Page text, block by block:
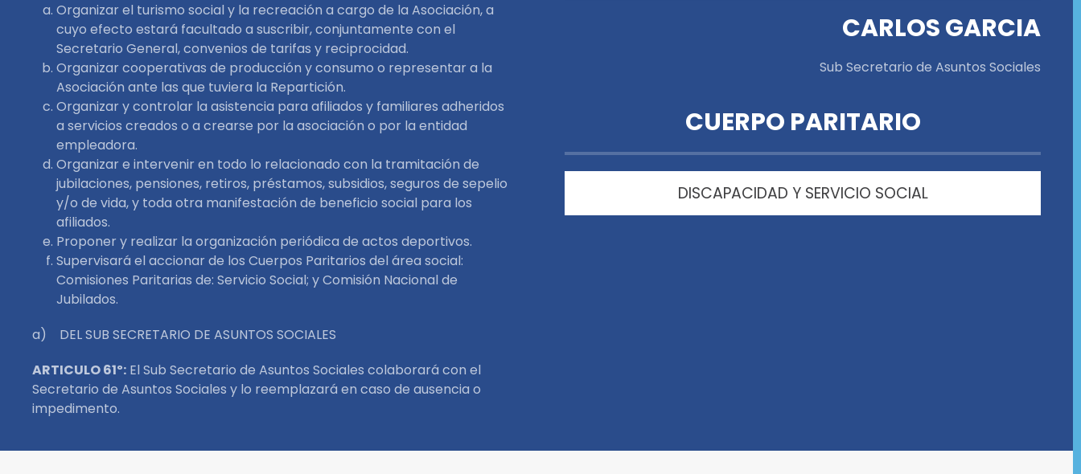
Organizar el turismo social y la recreación a cargo de la Asociación, a
cuyo efecto estará facultado a suscribir, conjuntamente con el
Secretario General, convenios de tarifas y reciprocidad.
Organizar cooperativas de producción y consumo o representar a la
Asociación ante las que tuviera la Repartición.
Organizar y controlar la asistencia para afiliados y familiares adheridos
a servicios creados o a crearse por la asociación o por la entidad
empleadora.
Organizar e intervenir en todo lo relacionado con la tramitación de
jubilaciones, pensiones, retiros, préstamos, subsidios, seguros de sepelio
y/o de vida, y toda otra manifestación de beneficio social para los
afiliados.
Proponer y realizar la organización periódica de actos deportivos.
Supervisará el accionar de los Cuerpos Paritarios del área social:
Comisiones Paritarias de: Servicio Social; y Comisión Nacional de
Jubilados.
a) DEL SUB SECRETARIO DE ASUNTOS SOCIALES
ARTICULO 61º: El Sub Secretario de Asuntos Sociales colaborará con el
Secretario de Asuntos Sociales y lo reemplazará en caso de ausencia o
impedimento.
CARLOS GARCIA
Sub Secretario de Asuntos Sociales
CUERPO PARITARIO
DISCAPACIDAD Y SERVICIO SOCIAL